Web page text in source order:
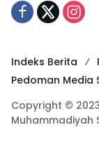
Indeks Berita
Pedoman Media
Copyright © 2023
Muhammadiyah